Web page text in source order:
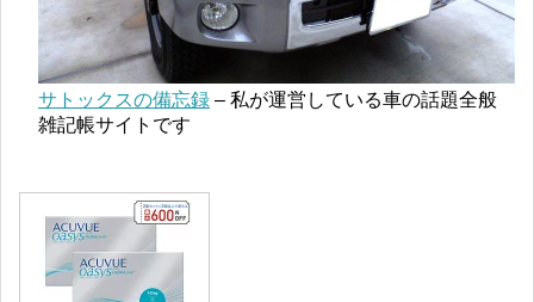
サトックスの備忘録 – 私が運営している車の話題全般
雑記帳サイトです